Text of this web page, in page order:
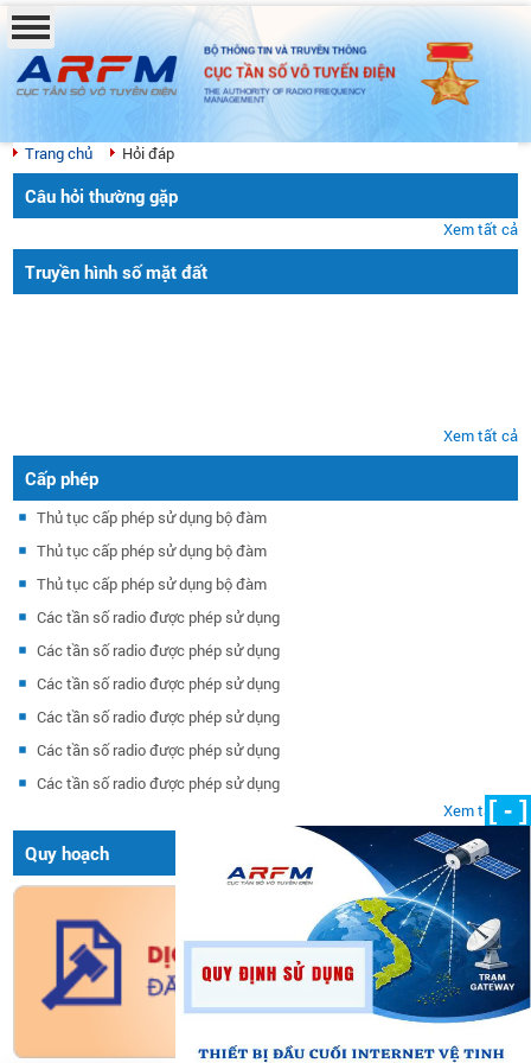
BỘ THÔNG TIN VÀ TRUYỀN THÔNG
CỤC TẦN SỐ VÔ TUYẾN ĐIỆN
THE AUTHORITY OF RADIO FREQUENCY
MANAGEMENT
Trang chủ Hỏi đáp
Câu hỏi thường gặp
Xem tất cả
Truyền hình số mặt đất
Xem tất cả
Cấp phép
Thủ tục cấp phép sử dụng bộ đàm
Thủ tục cấp phép sử dụng bộ đàm
Thủ tục cấp phép sử dụng bộ đàm
Các tần số radio được phép sử dụng
Các tần số radio được phép sử dụng
Các tần số radio được phép sử dụng
Các tần số radio được phép sử dụng
Các tần số radio được phép sử dụng
Các tần số radio được phép sử dụng
Xem tất cả
Quy hoạch
[ - ]